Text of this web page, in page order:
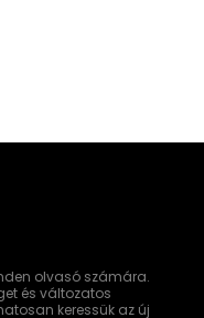
olvasó számára.
és változatos
keressük az új